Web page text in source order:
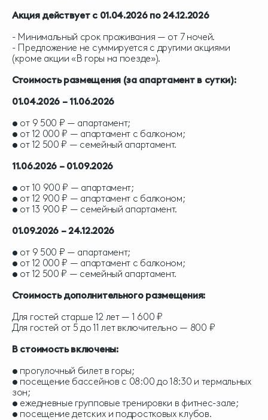
Акция действует с 01.04.2026 по 24.12.2026
- Минимальный срок проживания — от 7 ночей.
- Предложение не суммируется с другими акциями
(кроме акции «В горы на поезде»).
Стоимость размещения (за апартамент в сутки):
01.04.2026 – 11.06.2026
• от 9 500 ₽ — апартамент;
• от 12 000 ₽ — апартамент с балконом;
• от 12 500 ₽ — семейный апартамент.
11.06.2026 – 01.09.2026
• от 10 900 ₽ — апартамент;
• от 12 900 ₽ — апартамент с балконом;
• от 13 900 ₽ — семейный апартамент.
01.09.2026 – 24.12.2026
• от 9 500 ₽ — апартамент;
• от 12 000 ₽ — апартамент с балконом;
• от 12 500 ₽ — семейный апартамент.
Стоимость дополнительного размещения:
Для гостей старше 12 лет — 1 600 ₽
Для гостей от 5 до 11 лет включительно — 800 ₽
В стоимость включены:
• прогулочный билет в горы;
• посещение бассейнов с 08:00 до 18:30 и термальных
зон;
• ежедневные групповые тренировки в фитнес-зале;
• посещение детских и подростковых клубов.